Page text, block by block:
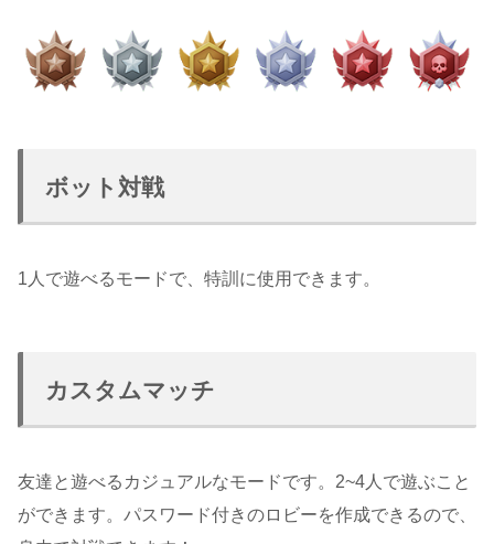
ボット対戦
1人で遊べるモードで、特訓に使用できます。
カスタムマッチ
友達と遊べるカジュアルなモードです。2~4人で遊ぶこと
ができます。パスワード付きのロビーを作成できるので、